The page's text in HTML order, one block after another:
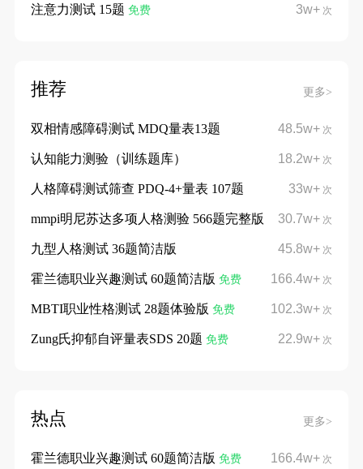
3w+ 次
注意力测试 15题 免费
推荐 更多>
48.5w+ 次
双相情感障碍测试 MDQ量表13题
18.2w+ 次
认知能力测验（训练题库）
33w+ 次
人格障碍测试筛查 PDQ-4+量表 107题
30.7w+ 次
mmpi明尼苏达多项人格测验 566题完整版
45.8w+ 次
九型人格测试 36题简洁版
166.4w+ 次
霍兰德职业兴趣测试 60题简洁版 免费
102.3w+ 次
MBTI职业性格测试 28题体验版 免费
22.9w+ 次
Zung氏抑郁自评量表SDS 20题 免费
热点 更多>
166.4w+ 次
霍兰德职业兴趣测试 60题简洁版 免费